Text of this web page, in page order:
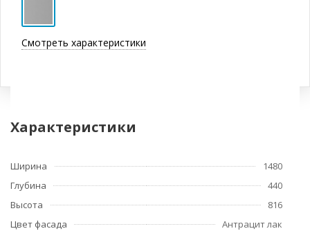
Смотреть характеристики
Характеристики
Ширина
1480
Глубина
440
Высота
816
Цвет фасада
Антрацит лак